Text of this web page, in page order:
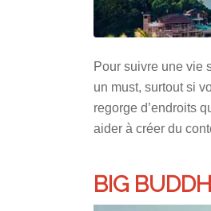
Pour suivre une vie
un must, surtout si
regorge d’endroits
aider à créer du
BIG